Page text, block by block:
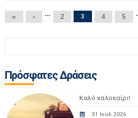
Σελίδες
« ‹ … 2 3 4 5
Πρόσφατες Δράσεις
Καλό καλοκαίρι!
31 Ιουλ 2026